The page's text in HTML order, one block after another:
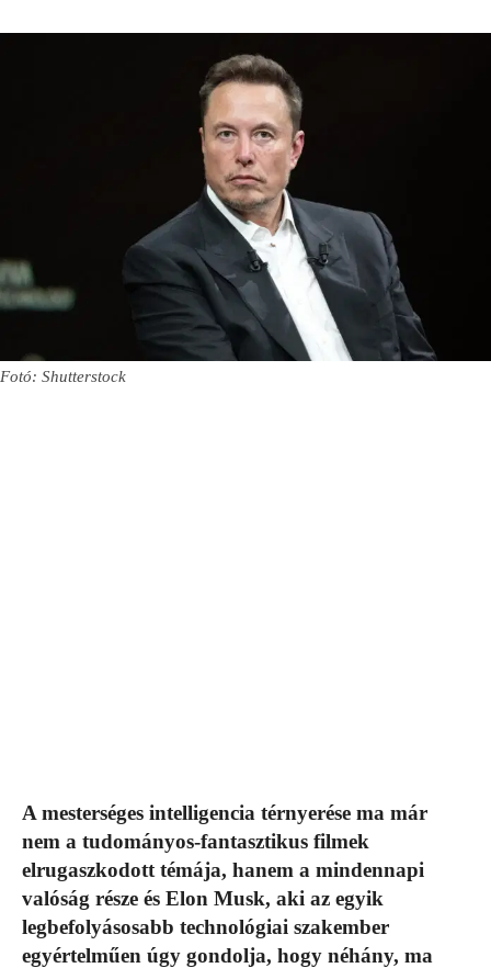
Fotó: Shutterstock
A mesterséges intelligencia térnyerése ma már
nem a tudományos-fantasztikus filmek
elrugaszkodott témája, hanem a mindennapi
valóság része és Elon Musk, aki az egyik
legbefolyásosabb technológiai szakember
egyértelműen úgy gondolja, hogy néhány, ma